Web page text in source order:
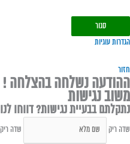
סגור
הגדרות עוגיות
חזור
ההודעה נשלחה בהצלחה !
משוב נגישות
נתקלתם בבעיית נגישות? דווחו לנו
שדה ריק שדה ריק